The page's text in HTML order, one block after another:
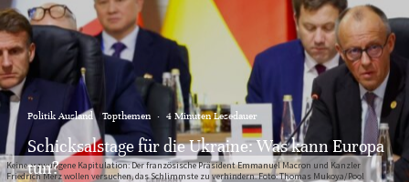
Keine erzwungene Kapitulation: Der französische Präsident Emmanuel Macron und Kanzler
Friedrich Merz wollen versuchen, das Schlimmste zu verhindern. Foto: Thomas Mukoya/Pool
Politik Ausland Topthemen · 4 Minuten Lesedauer
Schicksalstage für die Ukraine: Was kann Europa
tun?